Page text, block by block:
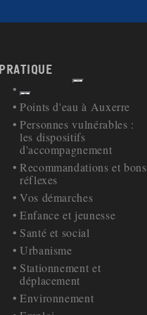
Pratique
Retour à la navigation
Points d'eau à Auxerre
Personnes vulnérables :
les dispositifs
d'accompagnement
Recommandations et bons
réflexes
Vos démarches
Enfance et jeunesse
Santé et social
Urbanisme
Stationnement et
déplacement
Environnement